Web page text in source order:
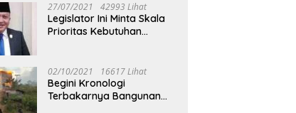
27/07/2021 42993 Lihat
Legislator Ini Minta Skala
Prioritas Kebutuhan
02/10/2021 16617 Lihat
Begini Kronologi
Terbakarnya Bangunan